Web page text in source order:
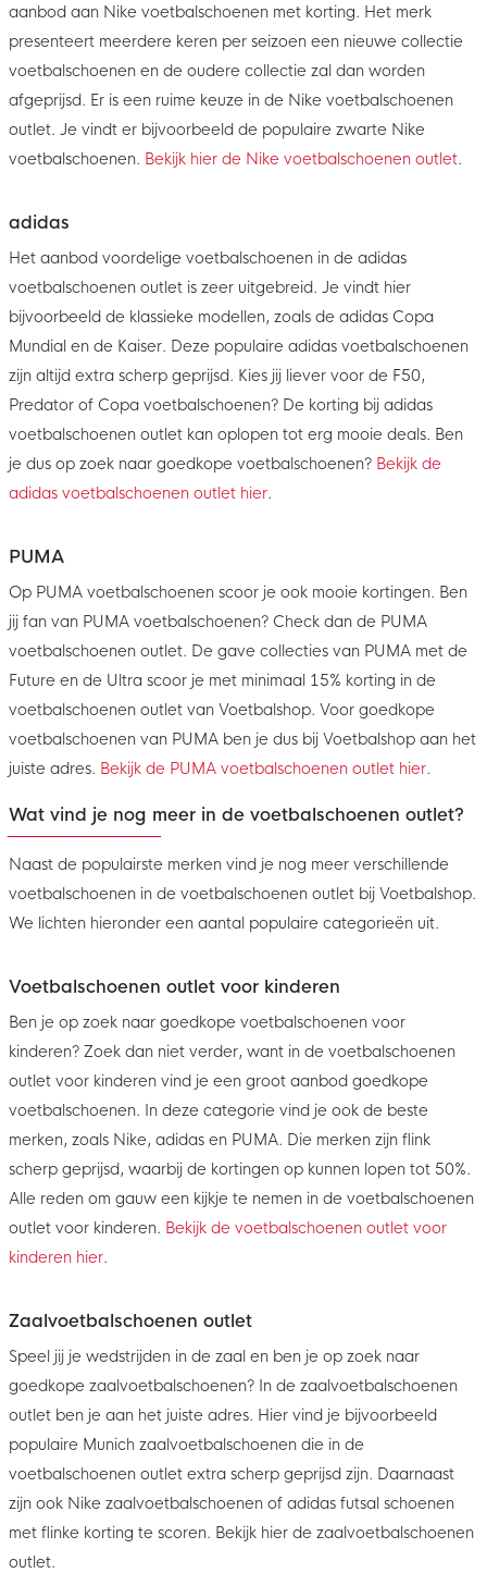
aanbod aan Nike voetbalschoenen met korting. Het merk
presenteert meerdere keren per seizoen een nieuwe collectie
voetbalschoenen en de oudere collectie zal dan worden
afgeprijsd. Er is een ruime keuze in de Nike voetbalschoenen
outlet. Je vindt er bijvoorbeeld de populaire zwarte Nike
voetbalschoenen. Bekijk hier de Nike voetbalschoenen outlet.
adidas
Het aanbod voordelige voetbalschoenen in de adidas
voetbalschoenen outlet is zeer uitgebreid. Je vindt hier
bijvoorbeeld de klassieke modellen, zoals de adidas Copa
Mundial en de Kaiser. Deze populaire adidas voetbalschoenen
zijn altijd extra scherp geprijsd. Kies jij liever voor de F50,
Predator of Copa voetbalschoenen? De korting bij adidas
voetbalschoenen outlet kan oplopen tot erg mooie deals. Ben
je dus op zoek naar goedkope voetbalschoenen? Bekijk de
adidas voetbalschoenen outlet hier.
PUMA
Op PUMA voetbalschoenen scoor je ook mooie kortingen. Ben
jij fan van PUMA voetbalschoenen? Check dan de PUMA
voetbalschoenen outlet. De gave collecties van PUMA met de
Future en de Ultra scoor je met minimaal 15% korting in de
voetbalschoenen outlet van Voetbalshop. Voor goedkope
voetbalschoenen van PUMA ben je dus bij Voetbalshop aan het
juiste adres. Bekijk de PUMA voetbalschoenen outlet hier.
Wat vind je nog meer in de voetbalschoenen outlet?
Naast de populairste merken vind je nog meer verschillende
voetbalschoenen in de voetbalschoenen outlet bij Voetbalshop.
We lichten hieronder een aantal populaire categorieën uit.
Voetbalschoenen outlet voor kinderen
Ben je op zoek naar goedkope voetbalschoenen voor
kinderen? Zoek dan niet verder, want in de voetbalschoenen
outlet voor kinderen vind je een groot aanbod goedkope
voetbalschoenen. In deze categorie vind je ook de beste
merken, zoals Nike, adidas en PUMA. Die merken zijn flink
scherp geprijsd, waarbij de kortingen op kunnen lopen tot 50%.
Alle reden om gauw een kijkje te nemen in de voetbalschoenen
outlet voor kinderen. Bekijk de voetbalschoenen outlet voor
kinderen hier.
Zaalvoetbalschoenen outlet
Speel jij je wedstrijden in de zaal en ben je op zoek naar
goedkope zaalvoetbalschoenen? In de zaalvoetbalschoenen
outlet ben je aan het juiste adres. Hier vind je bijvoorbeeld
populaire Munich zaalvoetbalschoenen die in de
voetbalschoenen outlet extra scherp geprijsd zijn. Daarnaast
zijn ook Nike zaalvoetbalschoenen of adidas futsal schoenen
met flinke korting te scoren. Bekijk hier de zaalvoetbalschoenen
outlet.